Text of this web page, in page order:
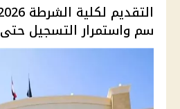
سم واستمرار التسجيل حتى 27 أغس...